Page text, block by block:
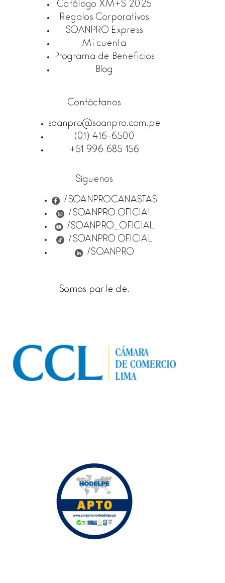
Catálogo XM+S 2025
Regalos Corporativos
SOANPRO Express
Mi cuenta
Programa de Beneficios
Blog
Contáctanos
soanpro@soanpro.com.pe
(01) 416-6500
+51 996 685 156
Síguenos
/SOANPROCANASTAS
/SOANPRO.OFICIAL
/SOANPRO_OFICIAL
/SOANPRO.OFICIAL
/SOANPRO
Somos parte de: